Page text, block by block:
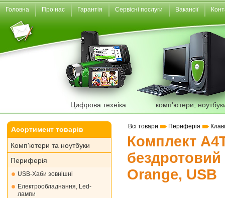
Головна Про нас Гарантія Сервісні послуги Вакансії
Цифрова техніка комп'ютери,
Асортимент товарів
Комп'ютери та ноутбуки
Периферія
USB-Хаби зовнішні
Електрообладнання, Led-
лампи
Всі товари Периферія
Комплект
Orange, USB